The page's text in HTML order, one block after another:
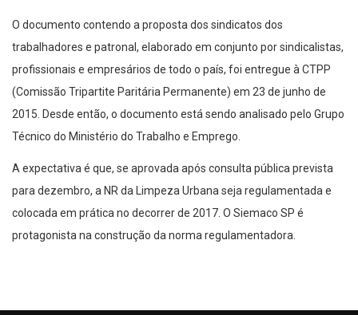
O documento contendo a proposta dos sindicatos dos
trabalhadores e patronal, elaborado em conjunto por sindicalistas,
profissionais e empresários de todo o país, foi entregue à CTPP
(Comissão Tripartite Paritária Permanente) em 23 de junho de
2015. Desde então, o documento está sendo analisado pelo Grupo
Técnico do Ministério do Trabalho e Emprego.
A expectativa é que, se aprovada após consulta pública prevista
para dezembro, a NR da Limpeza Urbana seja regulamentada e
colocada em prática no decorrer de 2017. O Siemaco SP é
protagonista na construção da norma regulamentadora.